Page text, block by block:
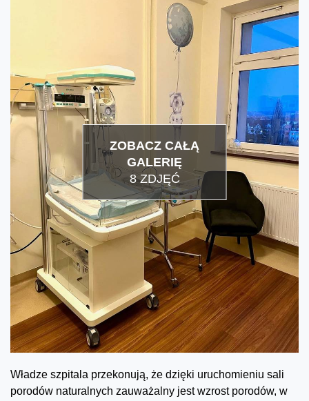
ZOBACZ CAŁĄ
GALERIĘ
8 ZDJĘĆ
Władze szpitala przekonują, że dzięki uruchomieniu sali
porodów naturalnych zauważalny jest wzrost porodów, w